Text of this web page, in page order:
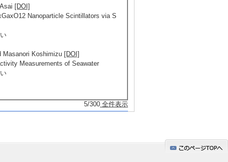
[DOI]
Nanoparticle Scintillators via S
Masanori Koshimizu [DOI]
Measurements of Seawater
5/300 全件表示